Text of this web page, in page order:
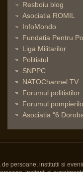
Resboiu blog
Asociatia ROMIL
InfoMondo
Fundatia Pentru
Liga Militarilor
Politistul
SNPPC
NATOChannel TV
Forumul politistilor
Forumul
Asociatia "6
persoane, institutii si